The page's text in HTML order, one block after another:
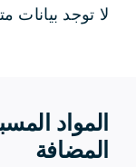
لا توجد بيانات
المواد
المضافة